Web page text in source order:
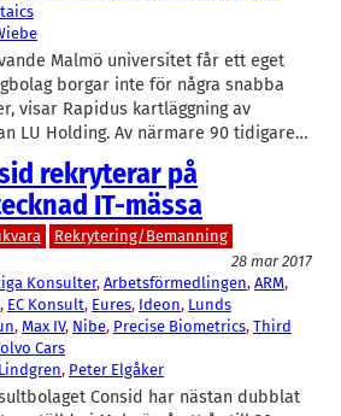
Malmö universitet får ett eget
borgar inte för några snabba
visar Rapidus kartläggning av
LU Holding. Av närmare 90 tidigare…
rekryterar på
IT-mässa
Rekrytering/Bemanning
28 mar 2017
Konsulter, Arbetsförmedlingen, ARM
, EC Konsult, Eures, Ideon, Lunds
, Max IV, Nibe, Precise Biometrics, Third
Cars
, Peter Elgåker
Consid har nästan dubblat